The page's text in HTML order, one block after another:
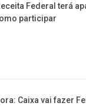
Federal terá
participar
Caixa vai fazer